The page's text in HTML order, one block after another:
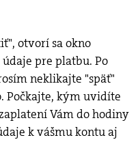
otvorí sa okno
pre platbu. Po
neklikajte "späť"
Počkajte, kým uvidíte
Vám do hodiny
k vášmu kontu aj